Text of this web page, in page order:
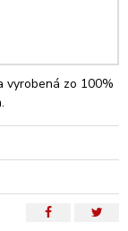
vyrobená zo 100%